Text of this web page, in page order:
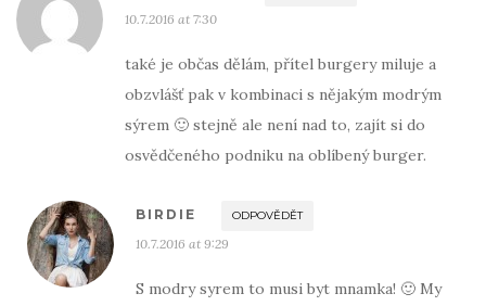
10.7.2016 at 7:30
také je občas dělám, přítel burgery miluje a
obzvlášť pak v kombinaci s nějakým modrým
sýrem 🙂 stejně ale není nad to, zajít si do
osvědčeného podniku na oblíbený burger.
BIRDIE ODPOVĚDĚT
10.7.2016 at 9:29
S modry syrem to musi byt mnamka! 🙂 My